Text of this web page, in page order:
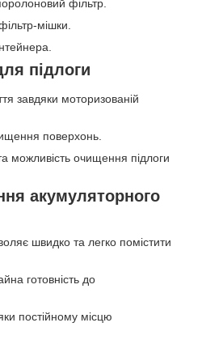
фільтр.
мішки.
підлоги
завдяки моторизованій
поверхонь.
можливість очищення підлоги
акумуляторного
швидко та легко помістити
готовність до
постійному місцю